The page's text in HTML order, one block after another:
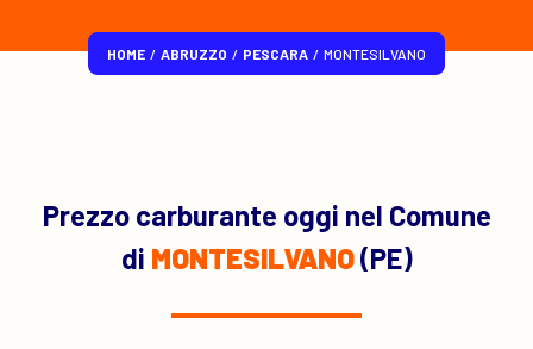
HOME / ABRUZZO / PESCARA / MONTESILVANO
Prezzo carburante oggi nel Comune
di MONTESILVANO(PE)